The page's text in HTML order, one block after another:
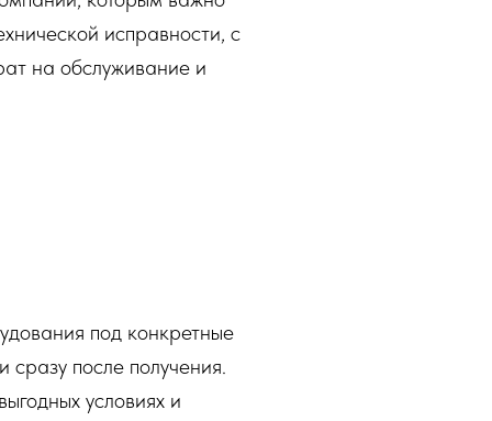
исправности, с
на обслуживание и
под конкретные
сразу после получения.
условиях и